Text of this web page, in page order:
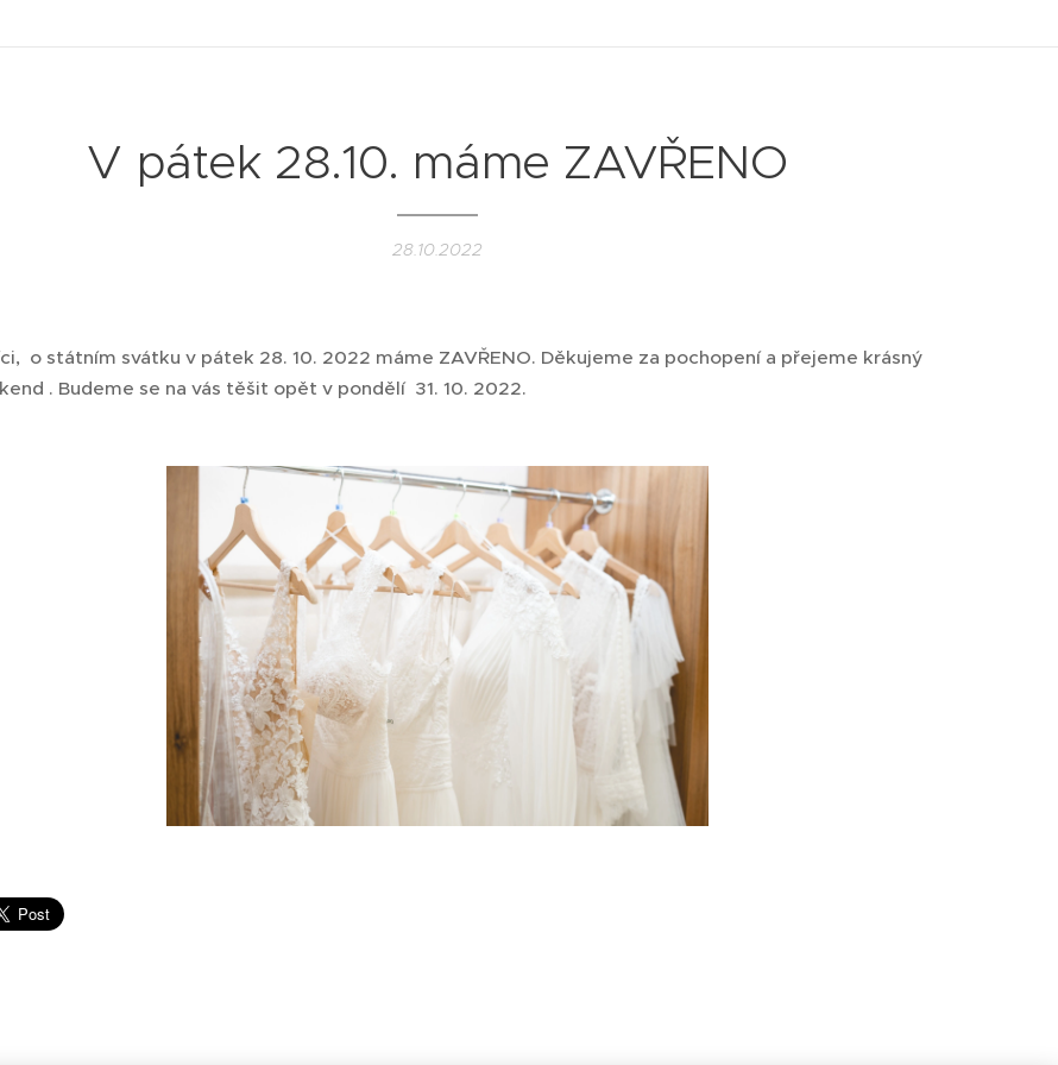
V pátek 28.10. máme ZAVŘENO
28.10.2022
o státním svátku v pátek 28. 10. 2022 máme ZAVŘENO. Děkujeme za pochopení a přejeme krásný
. Budeme se na vás těšit opět v pondělí 31. 10. 2022.